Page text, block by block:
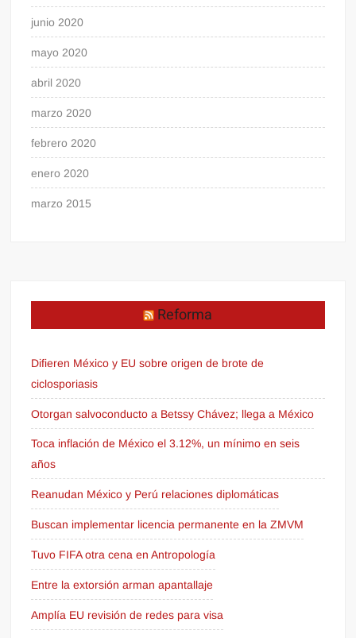
junio 2020
mayo 2020
abril 2020
marzo 2020
febrero 2020
enero 2020
marzo 2015
Reforma
Difieren México y EU sobre origen de brote de
ciclosporiasis
Otorgan salvoconducto a Betssy Chávez; llega a México
Toca inflación de México el 3.12%, un mínimo en seis
años
Reanudan México y Perú relaciones diplomáticas
Buscan implementar licencia permanente en la ZMVM
Tuvo FIFA otra cena en Antropología
Entre la extorsión arman apantallaje
Amplía EU revisión de redes para visa